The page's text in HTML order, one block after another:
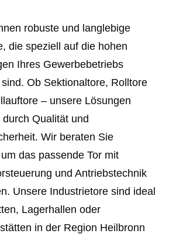
robuste und langlebige
die speziell auf die hohen
Ihres Gewerbebetriebs
Ob Sektionaltore, Rolltore
– unsere Lösungen
Qualität und
Wir beraten Sie
das passende Tor mit
und Antriebstechnik
Unsere Industrietore sind ideal
Lagerhallen oder
in der Region Heilbronn